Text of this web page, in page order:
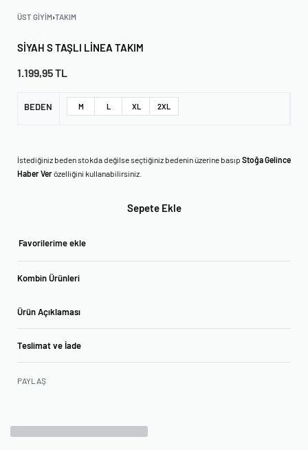
ÜST GIYIM›TAKIM
SIYAH S TAŞLI LINEA TAKIM
1.199,95TL
BEDEN M L XL 2XL
İstediğiniz beden stokda değilse seçtiğiniz bedenin üzerine basıp Stoğa Gelince
Haber Verözelliğini kullanabilirsiniz.
Sepete Ekle
Favorilerime ekle
Kombin Ürünleri
Ürün Açıklaması
Teslimat ve İade
PAYLAŞ